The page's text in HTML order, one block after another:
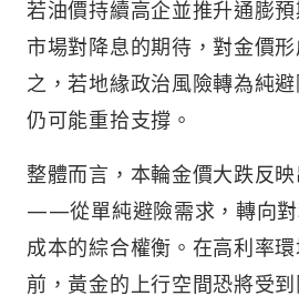
若油價持續高企並推升通膨
市場對降息的期待，對金價
之，若地緣政治風險轉為純
仍可能重拾支撐。
整體而言，本輪金價大跌反
——從單純避險需求，轉向對
成本的綜合權衡。在高利率
前，黃金的上行空間恐將受到